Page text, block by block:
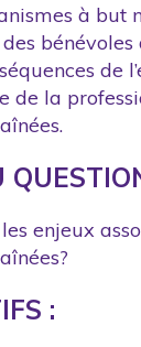
à but
de
de la
enjeux
: